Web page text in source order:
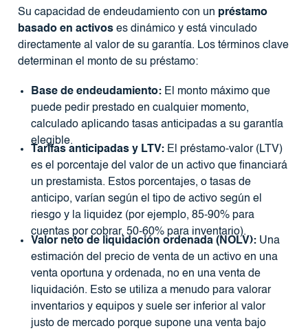
Su capacidad de endeudamiento con un préstamo
basado en activoses dinámico y está vinculado
directamente al valor de su garantía. Los términos clave
determinan el monto de su préstamo:
Base de endeudamiento:El monto máximo que
puede pedir prestado en cualquier momento,
calculado aplicando tasas anticipadas a su garantía
elegible.
Tarifas anticipadas y LTV:El préstamo-valor (LTV)
es el porcentaje del valor de un activo que financiará
un prestamista. Estos porcentajes, o tasas de
anticipo, varían según el tipo de activo según el
riesgo y la liquidez (por ejemplo, 85-90% para
cuentas por cobrar, 50-60% para inventario).
Valor neto de liquidación ordenada (NOLV):Una
estimación del precio de venta de un activo en una
venta oportuna y ordenada, no en una venta de
liquidación. Esto se utiliza a menudo para valorar
inventarios y equipos y suele ser inferior al valor
justo de mercado porque supone una venta bajo